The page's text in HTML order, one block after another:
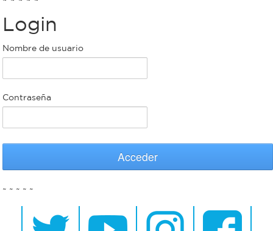
Bromatología
Rentas
Municipal
bondi
Personal
municipal
Login
Nombre de usuario
Contraseña
Acceder
~ ~ ~ ~ ~